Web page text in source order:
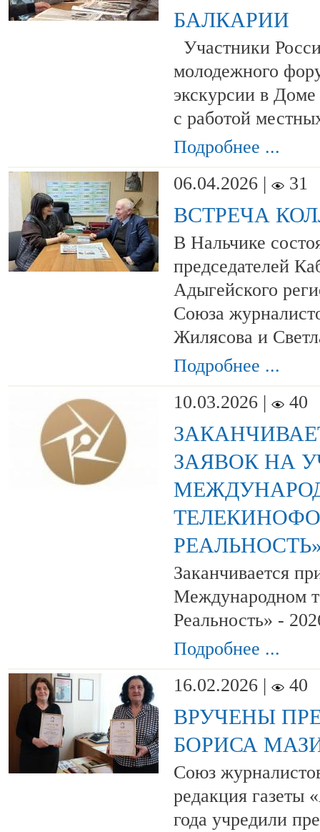
БАЛКАРИИ
Участники
молодежного
экскурсии в
с работой
Подробнее ...
06.04.2026 |
31
ВСТРЕЧА
В Нальчике
председателей
Адыгейского
Союза
Жилясова и
Подробнее ...
10.03.2026 |
40
ЗАЯВОК НА
РЕАЛЬНОСТЬ»
Заканчивается
Международном
Реальность» -
Подробнее ...
16.02.2026 |
40
ВРУЧЕНЫ
БОРИСА
Союз
редакция газеты
года учредили